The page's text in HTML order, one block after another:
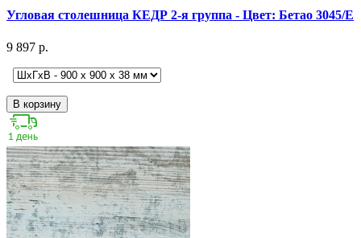
Угловая столешница КЕДР 2-я группа - Цвет: Бетао 3045/E
9 897 р.
В корзину